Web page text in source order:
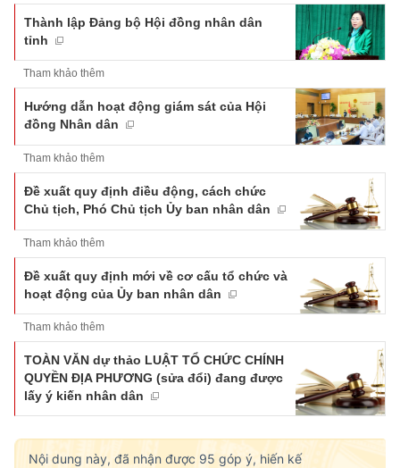
Thành lập Đảng bộ Hội đồng nhân dân
tỉnh
Tham khảo thêm
Hướng dẫn hoạt động giám sát của Hội
đồng Nhân dân
Tham khảo thêm
Đề xuất quy định điều động, cách chức
Chủ tịch, Phó Chủ tịch Ủy ban nhân dân
Tham khảo thêm
Đề xuất quy định mới về cơ cấu tổ chức và
hoạt động của Ủy ban nhân dân
Tham khảo thêm
TOÀN VĂN dự thảo LUẬT TỔ CHỨC CHÍNH
QUYỀN ĐỊA PHƯƠNG (sửa đổi) đang được
lấy ý kiến nhân dân
Nội dung này, đã nhận được 95 góp ý, hiến kế